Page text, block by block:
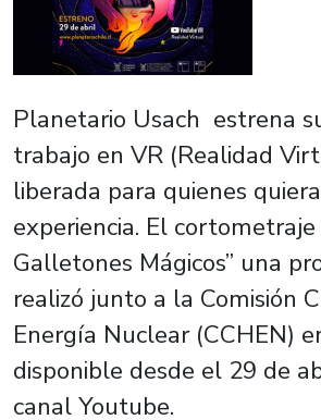
Planetario Usach estrena
trabajo en VR (Realidad
liberada para quienes
experiencia. El cortometraje
Galletones Mágicos” una
realizó junto a la Comisión
Energía Nuclear (CCHEN)
disponible desde el 29 de
canal Youtube.